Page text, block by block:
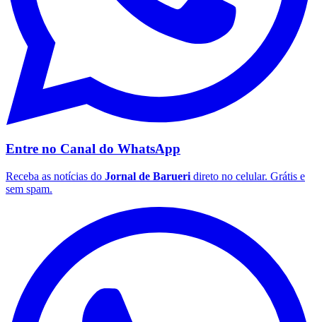
Entre no Canal do WhatsApp
Receba as notícias do Jornal de Barueri direto no celular. Grátis e
sem spam.